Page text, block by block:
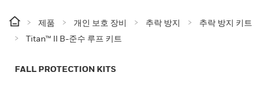
제품 개인 보호 장비 추락 방지
추락 방지 키트
Titan™ II B-준수 루프 키트
FALL PROTECTION KITS